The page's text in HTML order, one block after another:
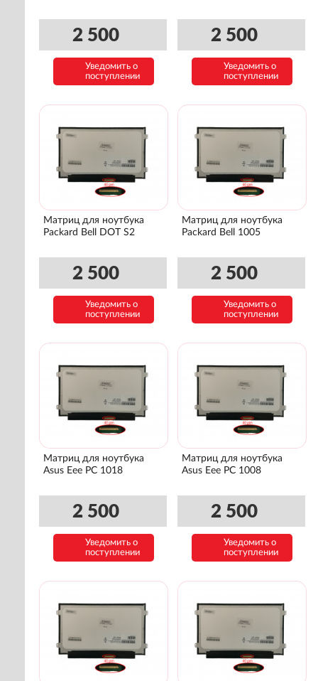
2 500
Уведомить о
поступлении
2 500
Уведомить о
поступлении
Матриц для ноутбука
Packard Bell DOT S2
2 500
Уведомить о
поступлении
Матриц для ноутбука
Packard Bell 1005
2 500
Уведомить о
поступлении
Матриц для ноутбука
Asus Eee PC 1018
2 500
Уведомить о
поступлении
Матриц для ноутбука
Asus Eee PC 1008
2 500
Уведомить о
поступлении